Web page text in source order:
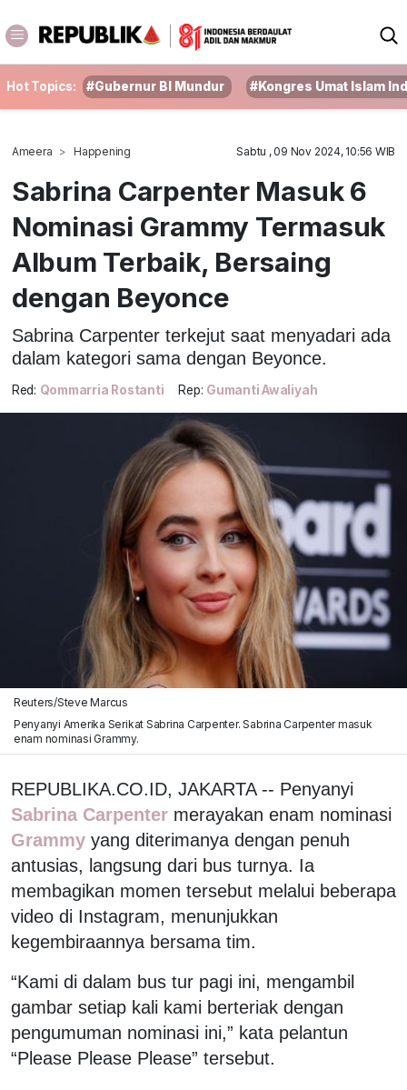
Hot Topics: #Gubernur BI Mundur #Kongres Umat Islam
Ameera Happening Sabtu , 09 Nov 2024, 10:56 WIB
Sabrina Carpenter Masuk 6
Nominasi Grammy Termasuk
Album Terbaik, Bersaing
dengan Beyonce
Sabrina Carpenter terkejut saat menyadari ada
dalam kategori sama dengan Beyonce.
Red: Qommarria Rostanti Rep: Gumanti Awaliyah
Reuters/Steve Marcus
Penyanyi Amerika Serikat Sabrina Carpenter. Sabrina Carpenter masuk
enam nominasi Grammy.
REPUBLIKA.CO.ID, JAKARTA -- Penyanyi
Sabrina Carpenter merayakan enam nominasi
Grammy yang diterimanya dengan penuh
antusias, langsung dari bus turnya. Ia
membagikan momen tersebut melalui beberapa
video di Instagram, menunjukkan
kegembiraannya bersama tim.
“Kami di dalam bus tur pagi ini, mengambil
gambar setiap kali kami berteriak dengan
pengumuman nominasi ini,” kata pelantun
“Please Please Please” tersebut.